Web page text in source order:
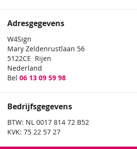
Adresgegevens
W4Sign
Mary Zeldenrustlaan 56
5122CE Rijen
Nederland
Bel 06 13 09 59 98
Bedrijfsgegevens
BTW: NL 0017 814 72 B52
KVK: 75 22 57 27